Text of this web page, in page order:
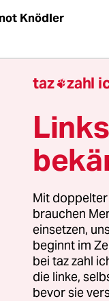
Knödler
Hilferuf hat
sehen wir
taz zahl
Mit
brauchen
einsetzen,
beginnt im
bei taz zahl
die linke,
bevor sie